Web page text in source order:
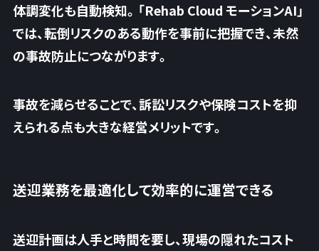
体調変化も自動検知。「Rehab Cloud モーションAI」
では、転倒リスクのある動作を事前に把握でき、未然
の事故防止につながります。
事故を減らせることで、訴訟リスクや保険コストを抑
えられる点も大きな経営メリットです。
送迎業務を最適化して効率的に運営できる
送迎計画は人手と時間を要し、現場の隠れたコスト